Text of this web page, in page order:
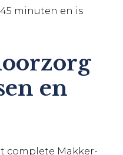
minuten en is
en
complete Makker-